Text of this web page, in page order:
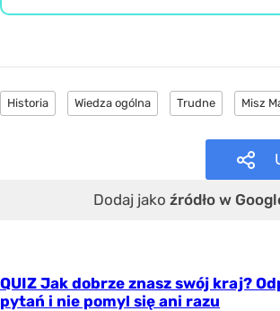
Historia Wiedza ogólna Trudne Misz
Dodaj jako źródło w
QUIZ Jak dobrze znasz swój kraj?
pytań i nie pomyl się ani razu